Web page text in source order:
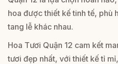
hoa được thiết kế tinh tế, phù
tang lễ khác nhau.
Hoa Tươi Quận 12 cam kết
tươi đẹp nhất, với thiết kế tỉ